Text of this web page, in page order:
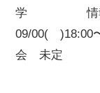
学 情報リ
09/00( )18:00
会 未定